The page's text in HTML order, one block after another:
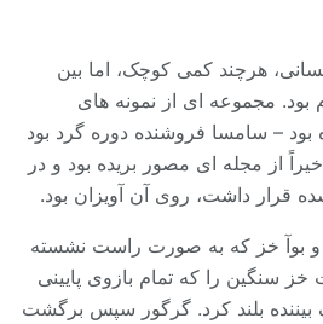
هرچند کمی کوچک، اما بین
بود. مجموعه ای از نمونه های
– سامسا فروشنده دوره گرد بود
از مجله ای مصور بریده بود و در
قرار داشت، روی آن آویزان بود.
و بوآ خز که به صورت راست نشسته
سنگین را که تمام بازوی پایینی
بیننده بلند کرد. گرگور سپس برگشت